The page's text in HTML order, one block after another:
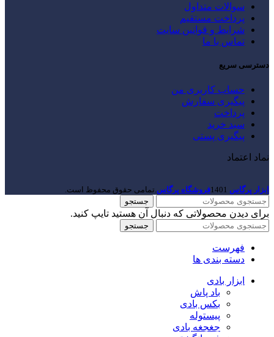
سوالات متداول
پرداخت مستقیم
شرایط و قوانین سایت
تماس با ما
دسترسی سریع
حساب کاربری من
پیگیری سفارش
پرداخت
سبد خرید
پیگیری پستی
نماد اعتماد
ابزار پرگاس 1401فروشگاه پرگاس.تمامی حقوق محفوظ است.
جستجو
برای دیدن محصولاتی که دنبال آن هستید تایپ کنید.
جستجو
فهرست
دسته بندی ها
ابزار بادی
باد پاش
بکس بادی
پیستوله
جغجغه بادی